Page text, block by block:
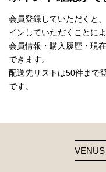
会員登録していただくと
インしていただくことによ
会員情報・購入履歴・現
できます。
配送先リストは50件まで
です。